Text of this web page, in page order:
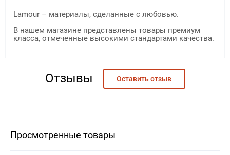
Lamour – материалы, сделанные с любовью.
В нашем магазине представлены товары премиум
класса, отмеченные высокими стандартами качества.
Брала пинцеты в наборе с ресницами, все хорошего качества, такая
Отзывы Оставить отзыв
Просмотренные товары